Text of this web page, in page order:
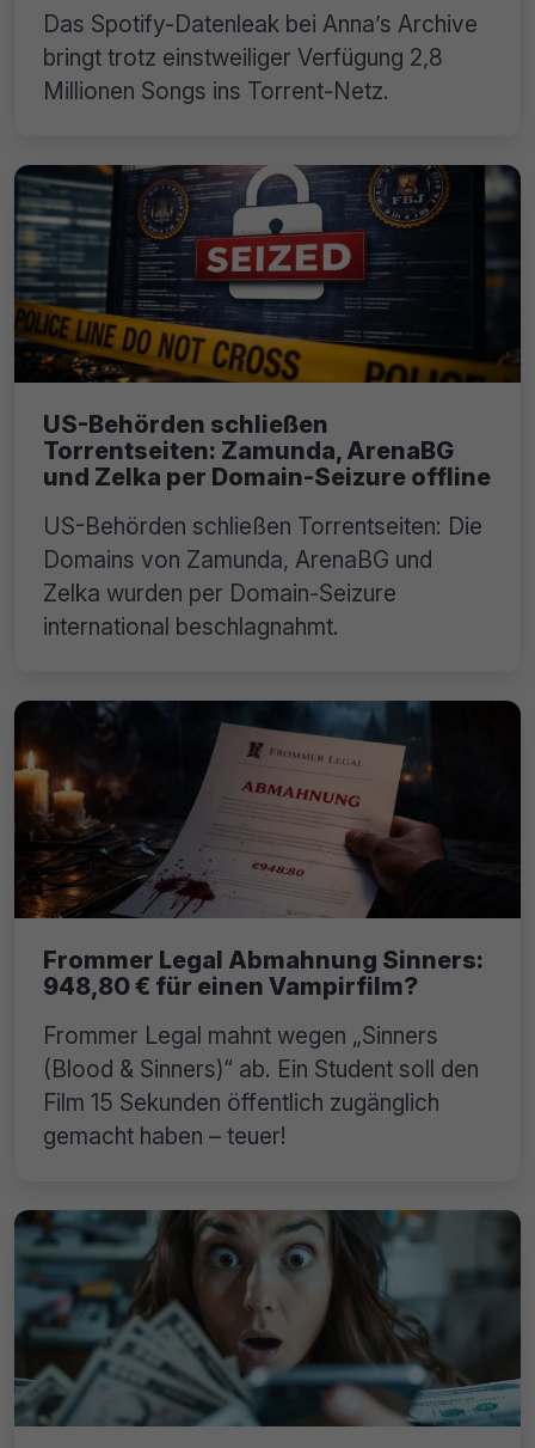
Das Spotify-Datenleak bei Anna’s Archive
bringt trotz einstweiliger Verfügung 2,8
Millionen Songs ins Torrent-Netz.
US-Behörden schließen
Torrentseiten: Zamunda, ArenaBG
und Zelka per Domain-Seizure offline
US-Behörden schließen Torrentseiten: Die
Domains von Zamunda, ArenaBG und
Zelka wurden per Domain-Seizure
international beschlagnahmt.
Frommer Legal Abmahnung Sinners:
948,80 € für einen Vampirfilm?
Frommer Legal mahnt wegen „Sinners
(Blood & Sinners)“ ab. Ein Student soll den
Film 15 Sekunden öffentlich zugänglich
gemacht haben – teuer!